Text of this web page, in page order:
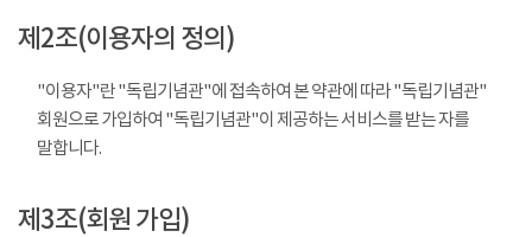
제2조(이용자의 정의)
"이용자"란 "독립기념관"에 접속하여 본 약관에 따라 "독립기념관"
회원으로 가입하여 "독립기념관"이 제공하는 서비스를 받는 자를
말합니다.
제3조(회원 가입)